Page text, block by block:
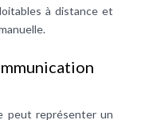
à distance et
peut représenter un